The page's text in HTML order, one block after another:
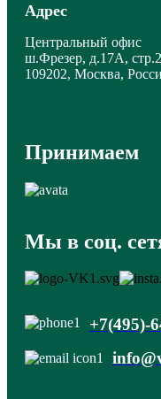
Адрес
Центральный офис
ш.Фрезер, д.17А,
109202, Москва,
Принимаем
Мы в соц.
+7(495)-